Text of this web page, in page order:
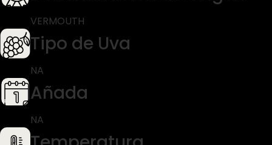
VERMOUTH
Tipo de Uva
NA
Añada
NA